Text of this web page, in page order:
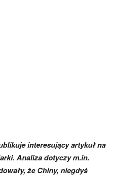
interesujący artykuł na
Analiza dotyczy m.in.
że Chiny, niegdyś